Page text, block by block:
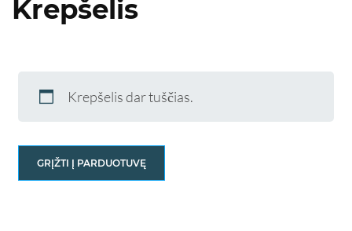
Krepšelis
Krepšelis dar tuščias.
GRĮŽTI Į PARDUOTUVĘ